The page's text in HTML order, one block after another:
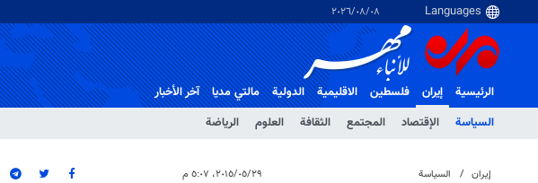
٠٨‏/٠٨‏/٢٠٢٦
الرئيسية
إيران
السياسة
الإقتصاد المجتمع الثقافة العلوم الرياضة
فلسطین الاقلیمیة الدولية مالتي مدیا آخر الأخبار
إيران السياسة ٢٩‏/٠٥‏/٢٠١٥، ٥:٠٧ م